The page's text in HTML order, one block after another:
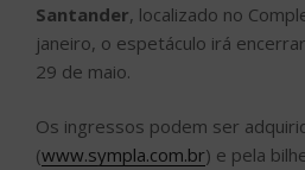
Santander, localizado no
janeiro, o espetáculo irá
29 de maio.
Os ingressos podem ser
(www.sympla.com.br) e pela